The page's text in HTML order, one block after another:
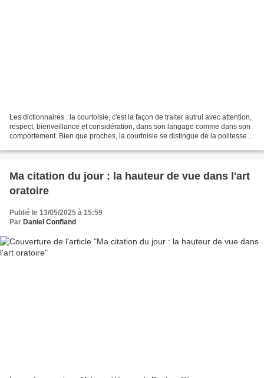
Les dictionnaires : la courtoisie, c'est la façon de traiter autrui avec attention,
respect, bienveillance et considération, dans son langage comme dans son
comportement. Bien que proches, la courtoisie se distingue de la politesse
Ma citation du jour : la hauteur de vue dans l'art
oratoire
Publié le 13/05/2025 à 15:59
Par Daniel Confland